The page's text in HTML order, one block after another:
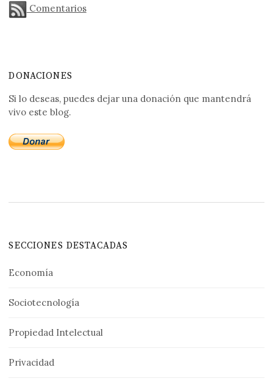
Comentarios
DONACIONES
Si lo deseas, puedes dejar una donación que mantendrá
vivo este blog.
SECCIONES DESTACADAS
Economía
Sociotecnología
Propiedad Intelectual
Privacidad